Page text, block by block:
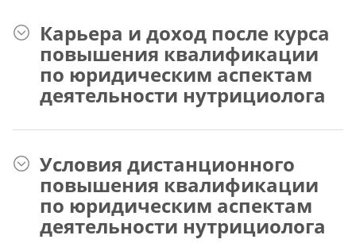
Карьера и доход после курса
повышения квалификации
по юридическим аспектам
деятельности нутрициолога
Условия дистанционного
повышения квалификации
по юридическим аспектам
деятельности нутрициолога